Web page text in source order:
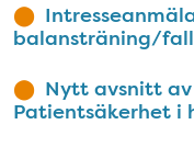
balansträning/
Nytt avsnitt
Patientsäkerhet i